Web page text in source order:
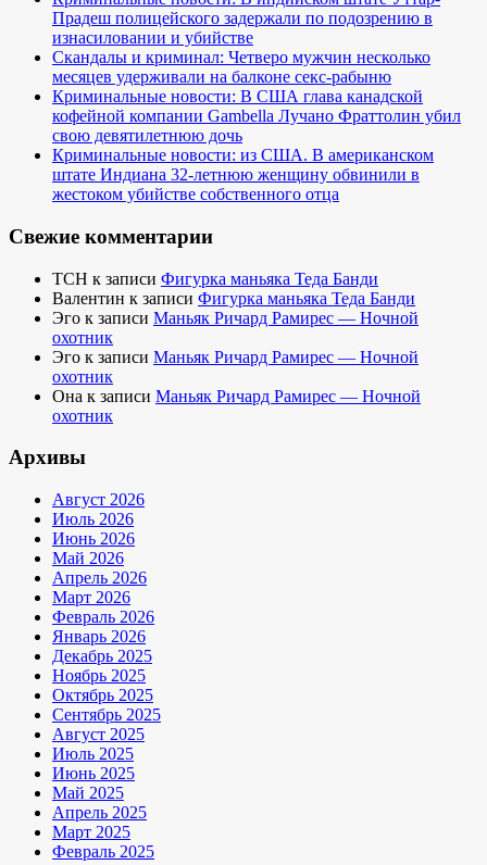
Прадеш полицейского задержали по подозрению в
изнасиловании и убийстве
Скандалы и криминал: Четверо мужчин несколько
месяцев удерживали на балконе секс-рабыню
Криминальные новости: В США глава канадской
кофейной компании Gambella Лучано Фраттолин убил
свою девятилетнюю дочь
Криминальные новости: из США. В американском
штате Индиана 32-летнюю женщину обвинили в
жестоком убийстве собственного отца
Свежие комментарии
TCH к записи Фигурка маньяка Теда Банди
Валентин к записи Фигурка маньяка Теда Банди
Эго к записи Маньяк Ричард Рамирес — Ночной
охотник
Эго к записи Маньяк Ричард Рамирес — Ночной
охотник
Она к записи Маньяк Ричард Рамирес — Ночной
охотник
Архивы
Август 2026
Июль 2026
Июнь 2026
Май 2026
Апрель 2026
Март 2026
Февраль 2026
Январь 2026
Декабрь 2025
Ноябрь 2025
Октябрь 2025
Сентябрь 2025
Август 2025
Июль 2025
Июнь 2025
Май 2025
Апрель 2025
Март 2025
Февраль 2025